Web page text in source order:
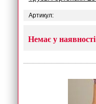
Артикул:
Немає у наявності